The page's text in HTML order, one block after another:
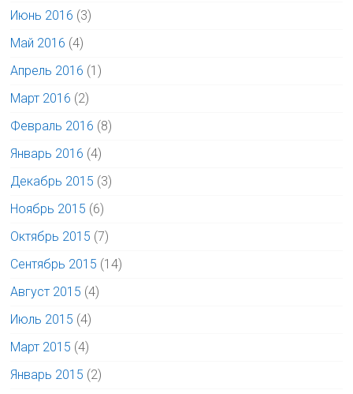
Июнь 2016 (3)
Май 2016 (4)
Апрель 2016 (1)
Март 2016 (2)
Февраль 2016 (8)
Январь 2016 (4)
Декабрь 2015 (3)
Ноябрь 2015 (6)
Октябрь 2015 (7)
Сентябрь 2015 (14)
Август 2015 (4)
Июль 2015 (4)
Март 2015 (4)
Январь 2015 (2)